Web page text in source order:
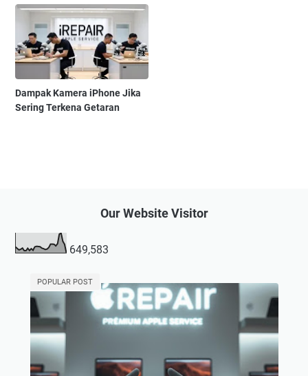
Dampak Kamera iPhone Jika
Sering Terkena Getaran
Our Website Visitor
649,583
POPULAR POST